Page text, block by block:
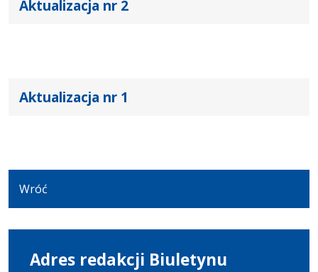
Aktualizacja nr 2
Aktualizacja nr 1
Wróć
Adres redakcji Biuletynu